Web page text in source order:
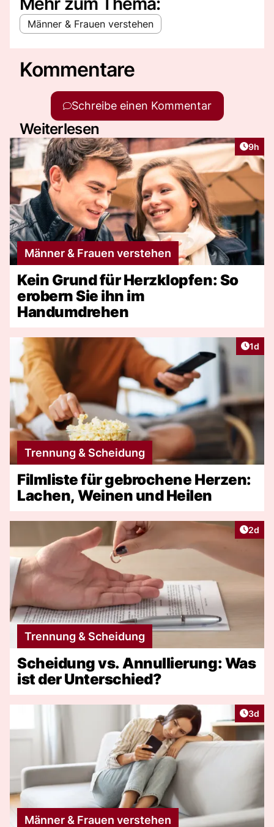
Männer & Frauen verstehen
Kommentare
Schreibe einen Kommentar
Weiterlesen
9h
Männer & Frauen verstehen
Kein Grund für Herzklopfen: So
erobern Sie ihn im
Handumdrehen
1d
Trennung & Scheidung
Filmliste für gebrochene Herzen:
Lachen, Weinen und Heilen
2d
Trennung & Scheidung
Scheidung vs. Annullierung: Was
ist der Unterschied?
3d
Männer & Frauen verstehen